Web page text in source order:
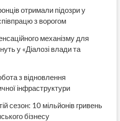
отримали підозри у
з ворогом
механізму для
у «Діалозі влади та
з відновлення
інфраструктури
сезон: 10 мільйонів гривень
бізнесу